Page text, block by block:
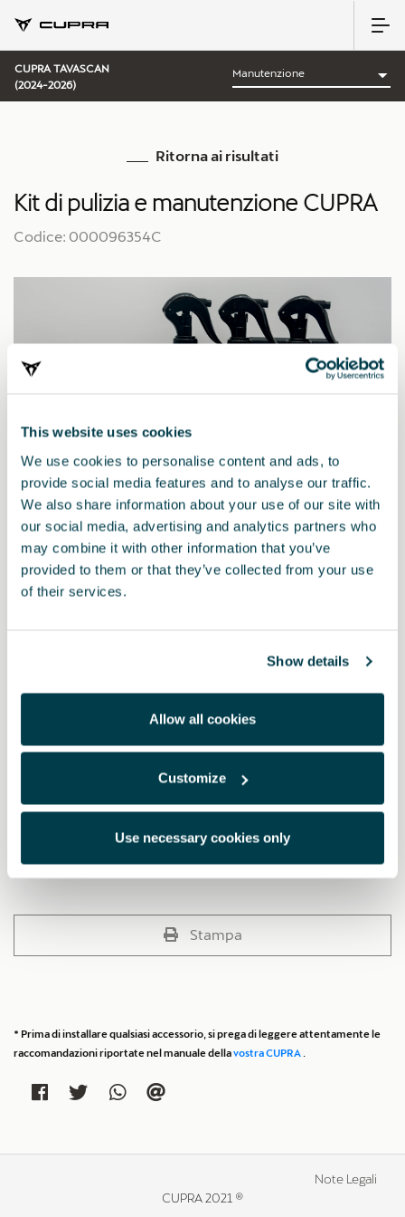
This website uses cookies
We use cookies to personalise content and ads, to
provide social media features and to analyse our traffic.
We also share information about your use of our site with
our social media, advertising and analytics partners who
may combine it with other information that you’ve
provided to them or that they’ve collected from your use
of their services.
Show details
Allow all cookies
Customize
Use necessary cookies only
CUPRA TAVASCAN
(2024-2026)
Ritorna ai risultati
Kit di pulizia e manutenzione CUPRA
Codice: 000096354C
Prodotto
- spray detergente per cruscotti;
- spray detergente per gli interni;
- spugna per la carrozzeria;
Imballaggio in plastica riciclabile al 100%.
PVP:*
Stampa
* Prima di installare qualsiasi accessorio, si prega di leggere attentamente le
raccomandazioni riportate nel manuale dellavostra CUPRA
CUPRA 2021 ®
Note Legali